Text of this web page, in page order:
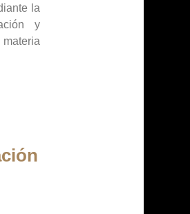
la
y